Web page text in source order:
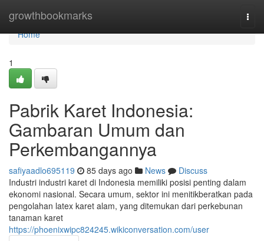
growthbookmarks
Home
Home
1
Pabrik Karet Indonesia:
Gambaran Umum dan
Perkembangannya
safiyaadlo695119 85 days ago News
Discuss
Industri industri karet di Indonesia memiliki posisi penting dalam
ekonomi nasional. Secara umum, sektor ini menitikberatkan pada
pengolahan latex karet alam, yang ditemukan dari perkebunan
tanaman karet
https://phoenixwipc824245.wikiconversation.com/user